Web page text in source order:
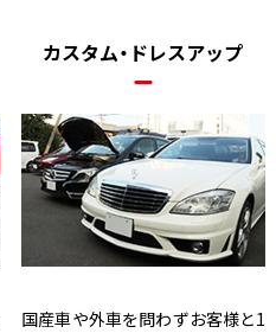
カスタム・ドレスアップ
国産車や外車を問わずお客様と1